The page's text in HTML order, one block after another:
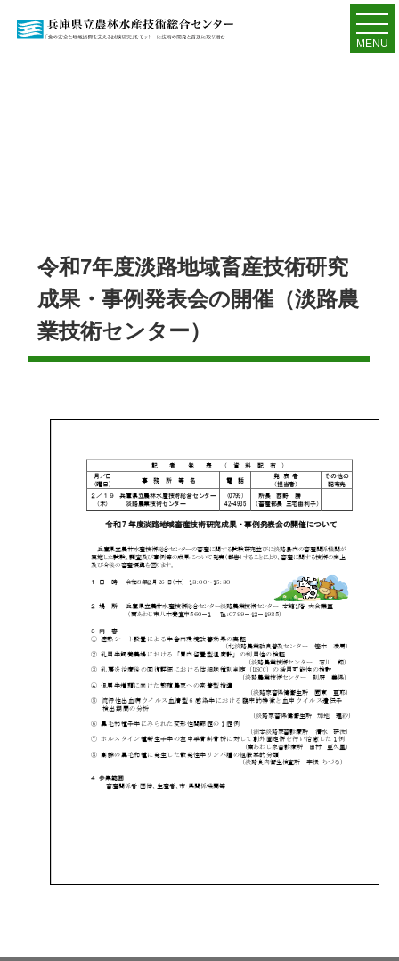
MENU
令和7年度淡路地域畜産技術研究
成果・事例発表会の開催（淡路農
業技術センター）